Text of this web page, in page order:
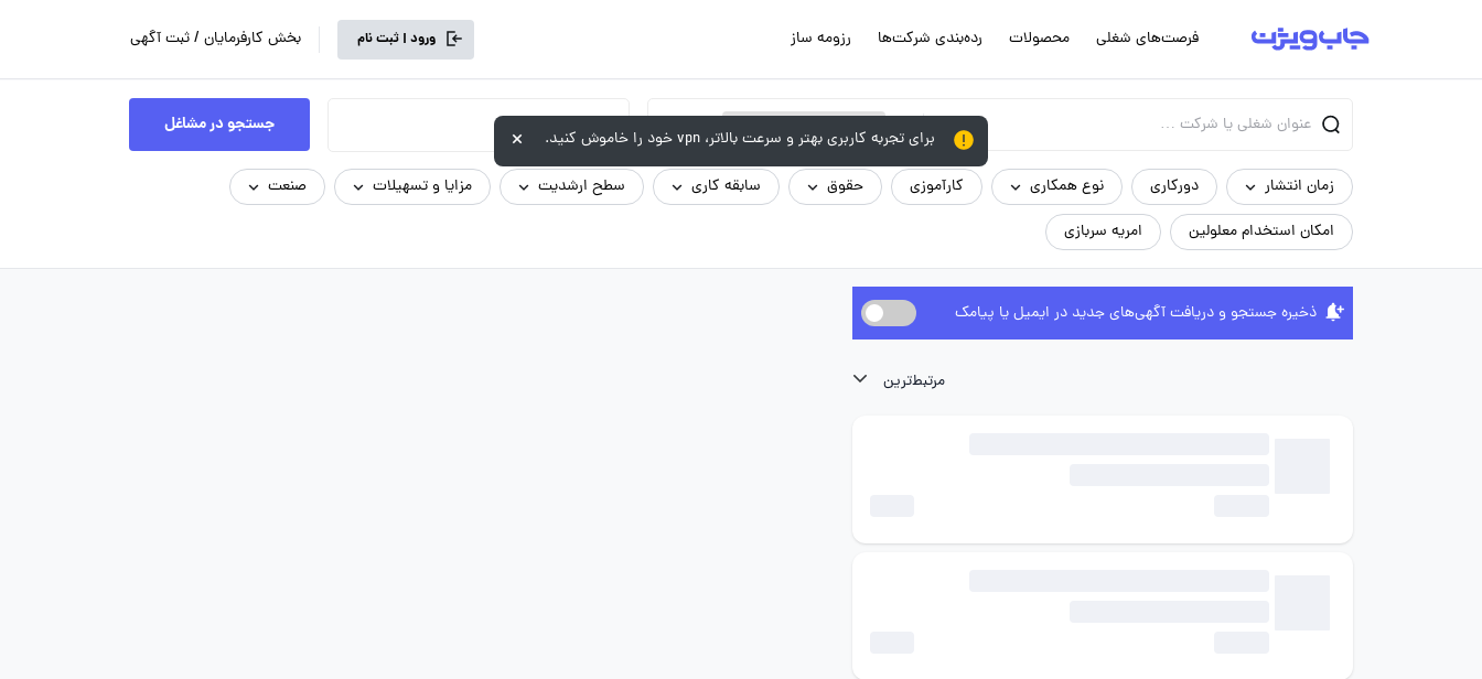
فرصت‌های شغلی محصولات رده‌بندی شرکت‌ها رزومه ساز ورود | ثبت نام بخش کارفرمایان / ثبت آگهی
تکنسین فنی / تعمیرکار / کارگر ماهر جستجو در مشاغل
زمان انتشار دورکاری نوع همکاری کارآموزی حقوق سابقه کاری سطح ارشدیت مزایا و تسهیلات
صنعت
امکان استخدام معلولین
امریه سربازی
ذخیره جستجو و دریافت آگهی‌های جدید در ایمیل یا پیامک
برای تجربه کاربری بهتر و سرعت بالاتر، vpn خود را خاموش کنید.